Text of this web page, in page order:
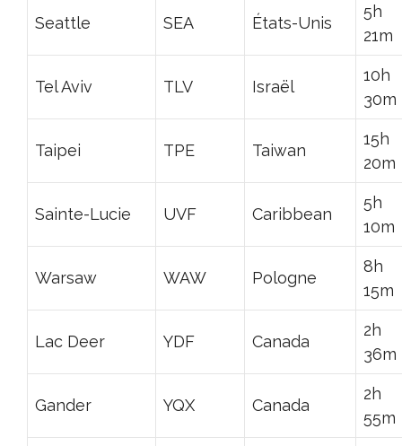
Seattle SEA États-Unis
5h
21m
Tel Aviv TLV Israël
10h
30m
Taipei TPE Taiwan
15h
20m
Sainte-Lucie UVF Caribbean
5h
10m
Warsaw WAW Pologne
8h
15m
Lac Deer YDF Canada
2h
36m
Gander YQX Canada
2h
55m